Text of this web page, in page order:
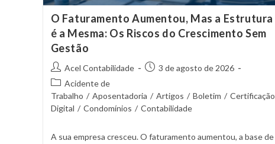
O Faturamento Aumentou, Mas a Estrutura
é a Mesma: Os Riscos do Crescimento Sem
Gestão
Acel Contabilidade
3 de agosto de 2026
Acidente de
Trabalho / Aposentadoria / Artigos / Boletim / Certificação
Digital / Condomínios / Contabilidade
A sua empresa cresceu. O faturamento aumentou, a base de